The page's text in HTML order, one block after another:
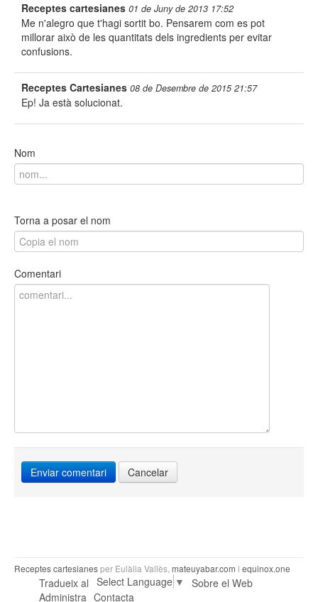
Receptes cartesianes 01 de Juny de 2013 17:52
Me n'alegro que t'hagi sortit bo. Pensarem com es pot
millorar això de les quantitats dels ingredients per evitar
confusions.
Receptes Cartesianes 08 de Desembre de 2015 21:57
Ep! Ja està solucionat.
Nom
Torna a posar el nom
Comentari
Cancelar
Receptes cartesianesper Eulàlia Vallès, mateuyabar.com i equinox.one
Tradueix al Select Language ▼
Sobre el Web
Administra Contacta